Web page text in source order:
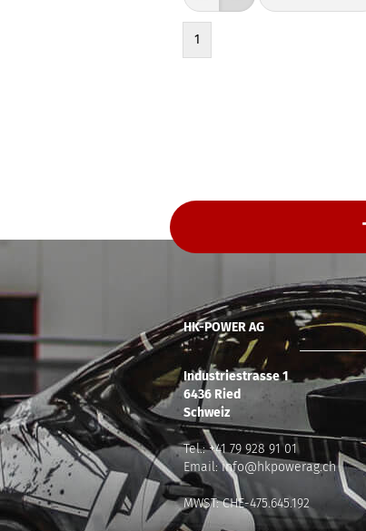
1
HK-POWER AG
Industriestrasse 1
6436 Ried
Schweiz
Tel.:+41 79 928 91 01
Email:info@hkpowerag.ch
MWST: CHE-475.645.192